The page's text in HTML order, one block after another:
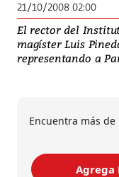
21/10/2008 02:00
El rector del
magíster Luis
representando a
Encuentra más
Agrega